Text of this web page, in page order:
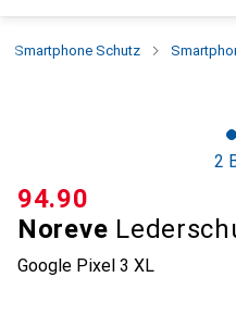
Smartphone Schutz
2
Noreve
Google Pixel 3 XL
CHF
94.90